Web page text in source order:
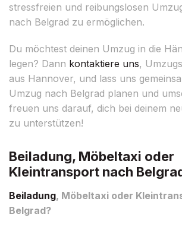
stressfreien und reibungslosen
nach Belgrad zu ermöglichen.
Du möchtest deinen Umzug in die
legen? Dann kontaktiere uns,
aus Hannover, und lass uns
Umzug nach Belgrad planen und
freuen uns darauf, dich bei deinem
zu unterstützen!
Beiladung, Möbeltaxi oder
Kleintransport nach
Beiladung, Möbeltaxi oder
Belgrad?